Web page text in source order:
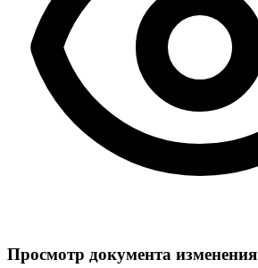
Просмотр документа изменения